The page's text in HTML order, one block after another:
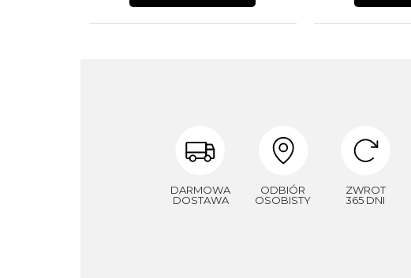
DARMOWA
DOSTAWA
ODBIÓR
OSOBISTY
ZWROT
365 DNI